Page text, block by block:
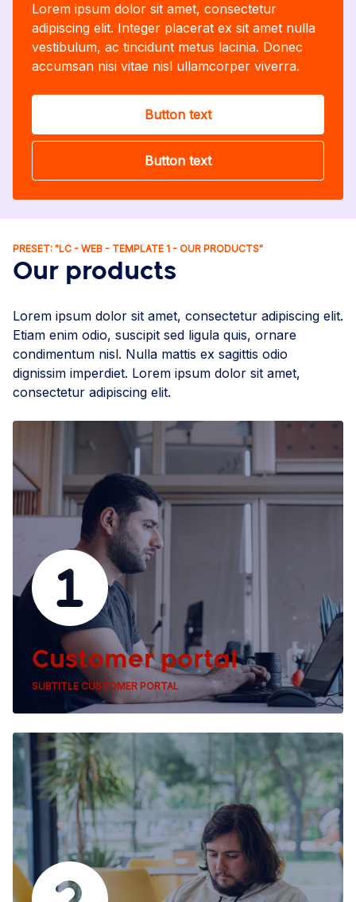
Lorem ipsum dolor sit amet, consectetur
adipiscing elit. Integer placerat ex sit amet nulla
vestibulum, ac tincidunt metus lacinia. Donec
accumsan nisi vitae nisl ullamcorper viverra.
Button text
Button text
PRESET: "LC - WEB - TEMPLATE 1 - OUR PRODUCTS"
Our products
Lorem ipsum dolor sit amet, consectetur adipiscing elit.
Etiam enim odio, suscipit sed ligula quis, ornare
condimentum nisl. Nulla mattis ex sagittis odio
dignissim imperdiet. Lorem ipsum dolor sit amet,
consectetur adipiscing elit.
Customer portal
SUBTITLE CUSTOMER PORTAL